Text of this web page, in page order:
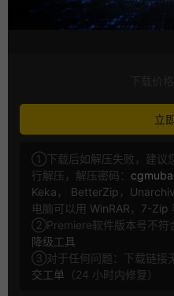
立
①下载后如解压失败，建议
行解压，解压密码：
Keka ， BetterZip ，
电脑可以用 WinRAR ， 7-Zip
②Premiere软件版本号不符
降级工具
③对于任何问题：下载链接
交工单 （24 小时内修复）